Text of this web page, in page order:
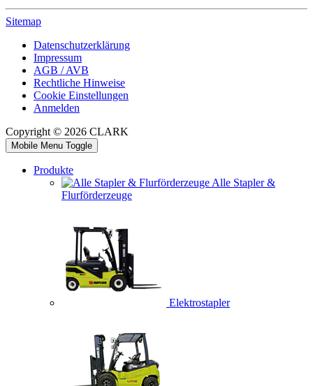
Sitemap
Datenschutzerklärung
Impressum
AGB / AVB
Rechtliche Hinweise
Cookie Einstellungen
Anmelden
Copyright © 2026 CLARK
Mobile Menu Toggle
Produkte
Alle Stapler &
Flurförderzeuge
Elektrostapler